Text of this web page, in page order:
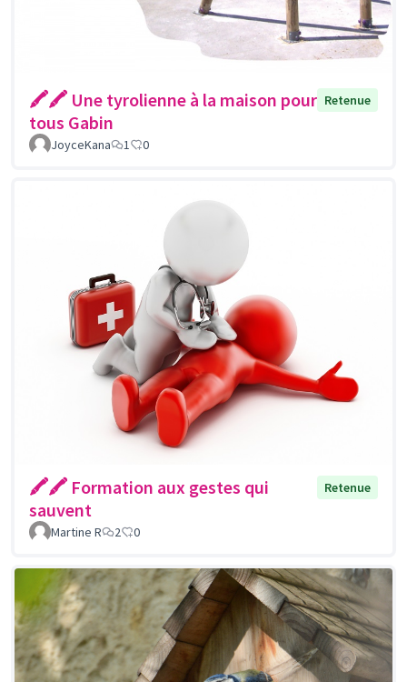
🖍🖍 Une tyrolienne à la maison pour
tous Gabin
Retenue
JoyceKana 1 0
🖍🖍 Formation aux gestes qui
sauvent
Retenue
Martine R 2 0